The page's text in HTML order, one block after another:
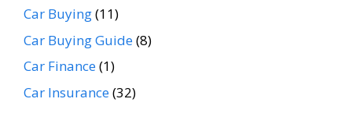
Car Buying(11)
Car Buying Guide(8)
Car Finance(1)
Car Insurance(32)